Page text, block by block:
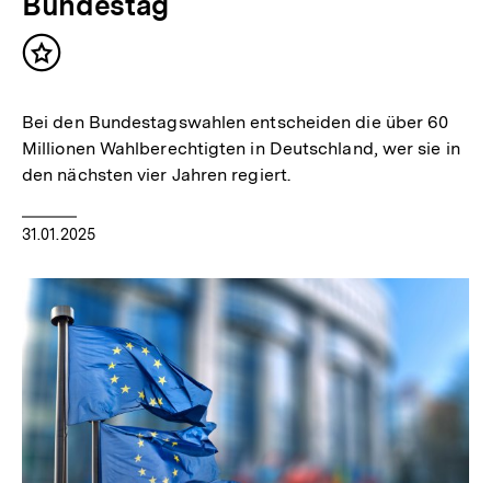
Inhalt
Bei den Bundestagswahlen entscheiden die über 60
Millionen Wahlberechtigten in Deutschland, wer sie in
den nächsten vier Jahren regiert.
31.01.2025